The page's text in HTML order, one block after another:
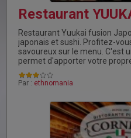
Restaurant
Restaurant Yuukai fusion
japonais et sushi. Profitez-
savoureux sur le menu. C'est
permet d'apporter votre propre
Par : ethnomania